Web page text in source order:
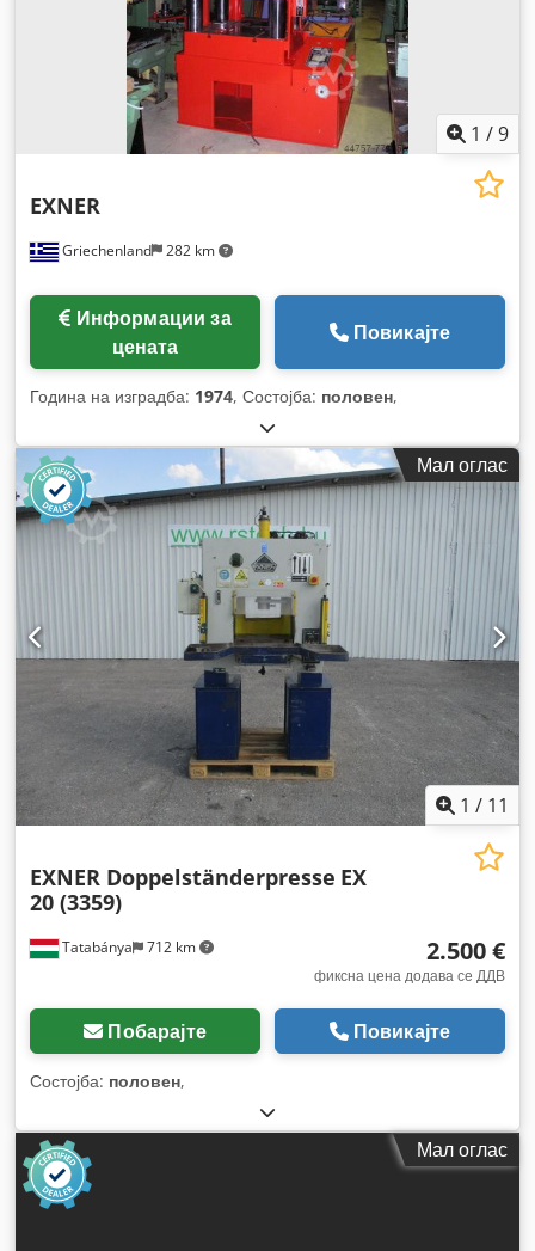
1 /9
Griechenland 282 km
EXNER
цената
Повикајте
Година на изградба: 1974, Состојба: половен,
Мал оглас
1 / 11
Tatabánya 712 km
EXNER Doppelständerpresse EX
20 (3359)
2.500 €
фиксна цена додава се ДДВ
Побарајте Повикајте
Состојба: половен,
Мал оглас